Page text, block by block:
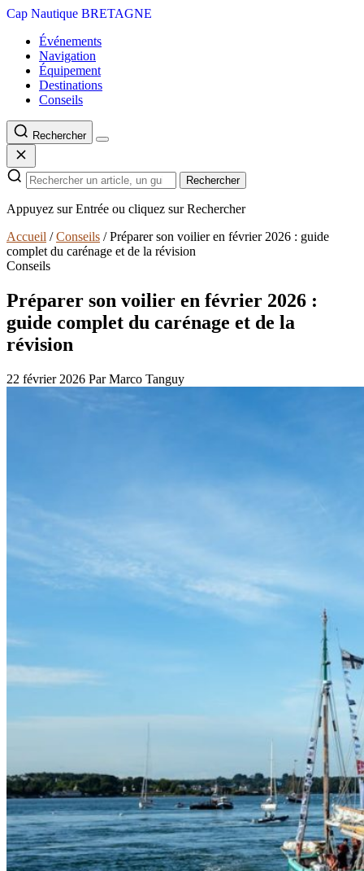
Cap Nautique BRETAGNE
Événements
Navigation
Équipement
Destinations
Conseils
Rechercher
Rechercher
Appuyez sur Entrée ou cliquez sur Rechercher
Accueil / Conseils / Préparer son voilier en février 2026 : guide
complet du carénage et de la révision
Conseils
Préparer son voilier en février 2026 :
guide complet du carénage et de la
révision
22 février 2026 Par Marco Tanguy